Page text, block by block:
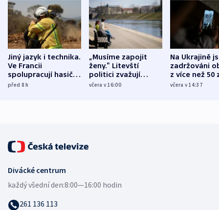
Jiný jazyk i technika.
Ve Francii
spolupracují hasiči z
různých zemí
před 8h
„Musíme zapojit
ženy.“ Litevští
politici zvažují
dohodu o
včera v 16:00
Na Ukrajině
zadržováni
z více než 50
Bojovali na
včera v 14:37
Divácké centrum
každý všední den:8:00—16:00 hodin
261 136 113